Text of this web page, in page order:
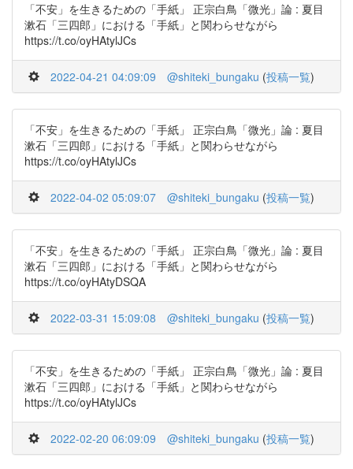
「不安」を生きるための「手紙」 正宗白鳥「微光」論 : 夏目
漱石「三四郎」における「手紙」と関わらせながら
https://t.co/oyHAtylJCs
2022-04-21 04:09:09 @shiteki_bungaku (投稿一覧)
「不安」を生きるための「手紙」 正宗白鳥「微光」論 : 夏目
漱石「三四郎」における「手紙」と関わらせながら
https://t.co/oyHAtylJCs
2022-04-02 05:09:07 @shiteki_bungaku (投稿一覧)
「不安」を生きるための「手紙」 正宗白鳥「微光」論 : 夏目
漱石「三四郎」における「手紙」と関わらせながら
https://t.co/oyHAtyDSQA
2022-03-31 15:09:08 @shiteki_bungaku (投稿一覧)
「不安」を生きるための「手紙」 正宗白鳥「微光」論 : 夏目
漱石「三四郎」における「手紙」と関わらせながら
https://t.co/oyHAtylJCs
2022-02-20 06:09:09 @shiteki_bungaku (投稿一覧)